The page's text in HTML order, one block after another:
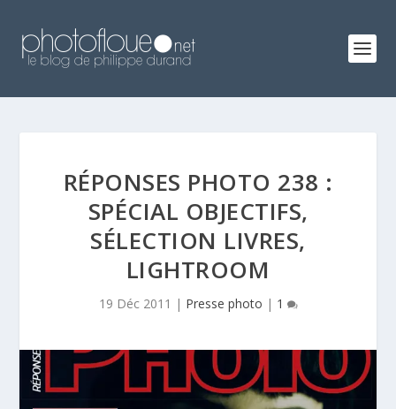
RÉPONSES PHOTO 238 :
SPÉCIAL OBJECTIFS,
SÉLECTION LIVRES,
LIGHTROOM
19 Déc 2011 | Presse photo | 1